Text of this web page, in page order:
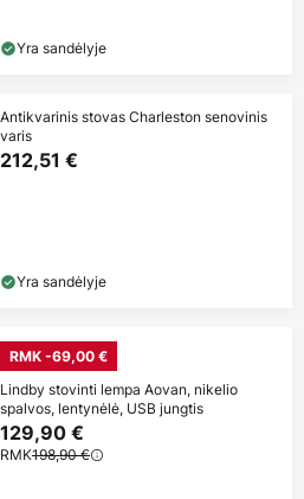
Yra sandėlyje
Antikvarinis stovas Charleston senovinis
varis
212,51 €
Yra sandėlyje
RMK -69,00 €
Lindby stovinti lempa Aovan, nikelio
spalvos, lentynėlė, USB jungtis
129,90 €
RMK198,90 €